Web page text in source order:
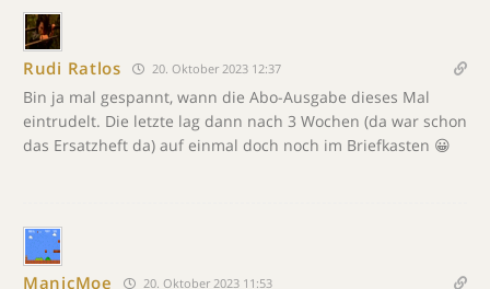
Rudi Ratlos 20. Oktober 2023 12:37
Bin ja mal gespannt, wann die Abo-Ausgabe dieses Mal
eintrudelt. Die letzte lag dann nach 3 Wochen (da war schon
das Ersatzheft da) auf einmal doch noch im Briefkasten 😀
ManicMoe 20. Oktober 2023 11:53